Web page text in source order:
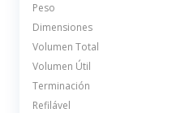
Peso
Dimensiones
Volumen Total
Volumen Útil
Terminación
Refilável